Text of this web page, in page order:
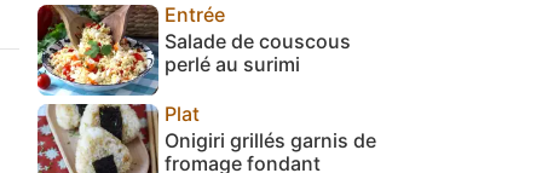
Entrée
Salade de couscous
perlé au surimi
Plat
Onigiri grillés garnis de
fromage fondant